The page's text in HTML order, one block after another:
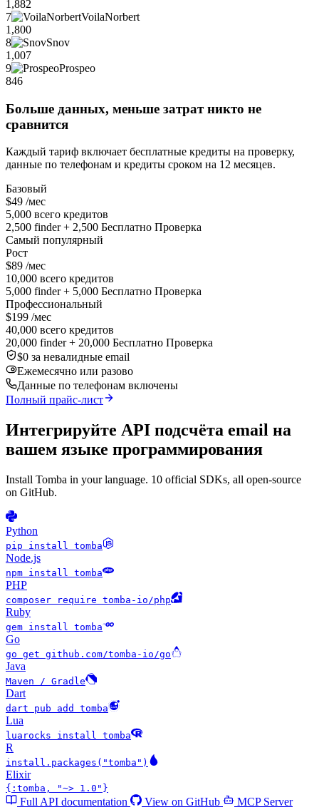
1,882
7
VoilaNorbert
1,800
8
Snov
1,007
9
Prospeo
846
Больше данных, меньше затрат никто не
сравнится
Каждый тариф включает бесплатные кредиты на проверку,
данные по телефонам и кредиты сроком на 12 месяцев.
Базовый
$49 /мес
5,000 всего кредитов
2,500 finder + 2,500 Бесплатно Проверка
Самый популярный
Рост
$89 /мес
10,000 всего кредитов
5,000 finder + 5,000 Бесплатно Проверка
Профессиональный
$199 /мес
40,000 всего кредитов
20,000 finder + 20,000 Бесплатно Проверка
$0 за невалидные email
Ежемесячно или разово
Данные по телефонам включены
Полный прайс-лист
Интегрируйте API подсчёта email на
вашем языке программирования
Install Tomba in your language. 10 official SDKs, all open-source
on GitHub.
Python
pip install tomba
Node.js
npm install tomba
PHP
composer require tomba-io/php
Ruby
gem install tomba
Go
go get github.com/tomba-io/go
Java
Maven / Gradle
Dart
dart pub add tomba
Lua
luarocks install tomba
R
install.packages("tomba")
Elixir
{:tomba, "~> 1.0"}
Full API documentation View on GitHub MCP Server